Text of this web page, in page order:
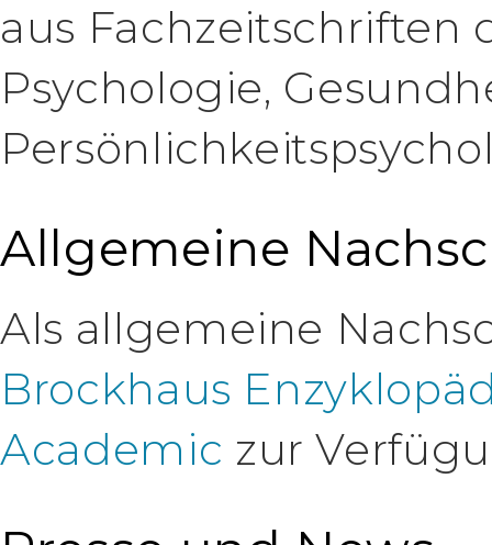
aus Fachzeitschriften
Psychologie,
Allgemeine
Als allgemeine
Brockhaus
Academic zur